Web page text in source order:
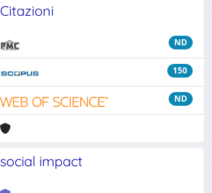
Citazioni
ND
150
ND
social impact